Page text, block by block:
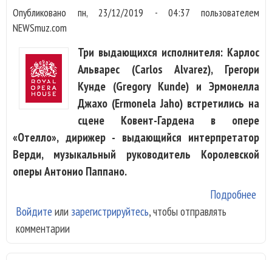
Опубликовано пн, 23/12/2019 - 04:37 пользователем
NEWSmuz.com
Три выдающихся исполнителя: Карлос
Альварес (Carlos Alvarez), Грегори
Кунде (Gregory Kunde) и Эрмонелла
Джахо (Ermonela Jaho) встретились на
сцене Ковент-Гардена в опере
«Отелло», дирижер - выдающийся интерпретатор
Верди, музыкальный руководитель Королевской
оперы Антонио Паппано.
Подробнее
Войдите или зарегистрируйтесь, чтобы отправлять
комментарии